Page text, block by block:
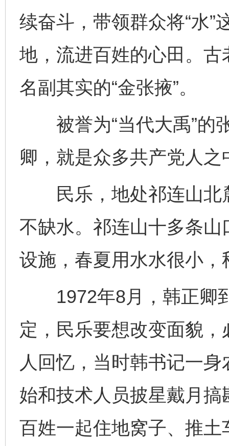
续奋斗，带领群众将“水”
地，流进百姓的心田。
名副其实的“金张掖”。
被誉为“当代大禹”的
卿，就是众多共产党人之
民乐，地处祁连山北
不缺水。祁连山十多条
设施，春夏用水水很小
1972年8月，韩正卿
定，民乐要想改变面貌
人回忆，当时韩书记一
始和技术人员披星戴月
百姓一起住地窝子、推